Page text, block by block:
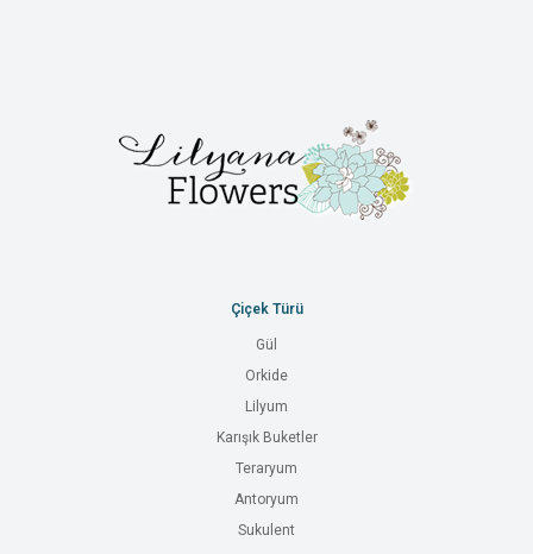
Çiçek Türü
Gül
Orkide
Lilyum
Karışık Buketler
Teraryum
Antoryum
Sukulent